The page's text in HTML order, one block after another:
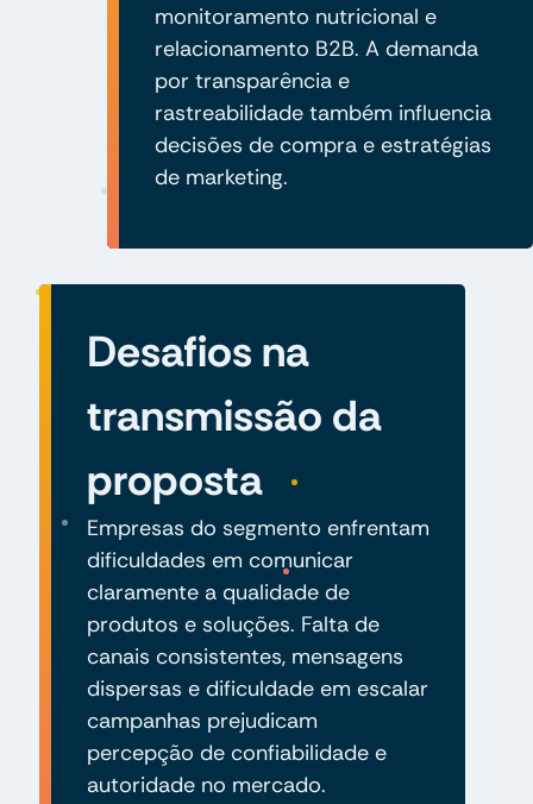
monitoramento nutricional e
relacionamento B2B. A demanda
por transparência e
rastreabilidade também influencia
decisões de compra e estratégias
de marketing.
Desafios na
transmissão da
proposta
Empresas do segmento enfrentam
dificuldades em comunicar
claramente a qualidade de
produtos e soluções. Falta de
canais consistentes, mensagens
dispersas e dificuldade em escalar
campanhas prejudicam
percepção de confiabilidade e
autoridade no mercado.